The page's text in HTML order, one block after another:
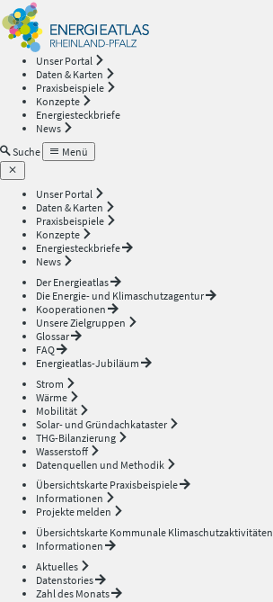
Unser Portal
Daten & Karten
Praxisbeispiele
Konzepte
Energiesteckbriefe
News
Suche
Menü
Unser Portal
Daten & Karten
Praxisbeispiele
Konzepte
Energiesteckbriefe
News
Der Energieatlas
Die Energie- und Klimaschutzagentur
Kooperationen
Unsere Zielgruppen
Glossar
FAQ
Energieatlas-Jubiläum
Strom
Wärme
Mobilität
Solar- und Gründachkataster
THG-Bilanzierung
Wasserstoff
Datenquellen und Methodik
Übersichtskarte Praxisbeispiele
Informationen
Projekte melden
Übersichtskarte Kommunale Klimaschutzaktivitäten
Informationen
Aktuelles
Datenstories
Zahl des Monats